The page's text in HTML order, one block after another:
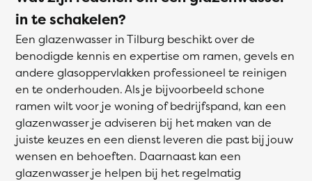
in te schakelen?
Een glazenwasser in Tilburg beschikt over de
benodigde kennis en expertise om ramen, gevels en
andere glasoppervlakken professioneel te reinigen
en te onderhouden. Als je bijvoorbeeld schone
ramen wilt voor je woning of bedrijfspand, kan een
glazenwasser je adviseren bij het maken van de
juiste keuzes en een dienst leveren die past bij jouw
wensen en behoeften. Daarnaast kan een
glazenwasser je helpen bij het regelmatig